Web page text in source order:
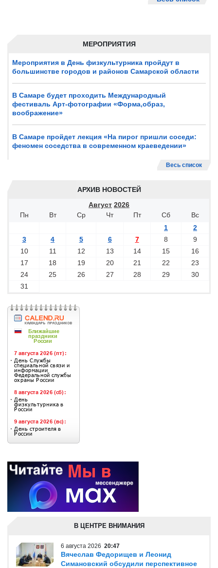
МЕРОПРИЯТИЯ
Мероприятия в День физкультурника пройдут в
большинстве городов и районов Самарской области
В Самаре будет проходить Международный
фестиваль Арт-фотографии «Форма,образ,
воображение»
В Самаре пройдет лекция «На пирог пришли соседи:
феномен соседства в современном краеведении»
Весь список
АРХИВ НОВОСТЕЙ
Август 2026
Пн
Вт Ср Чт Пт Сб
Вс
1
2
3
4 5 6 7 8
9
10
11 12 13 14 15
16
17
18 19 20 21 22
23
24
25 26 27 28 29
30
31
В ЦЕНТРЕ ВНИМАНИЯ
6 августа 2026 20:47
Вячеслав Федорищев и Леонид
Симановский обсудили перспективное